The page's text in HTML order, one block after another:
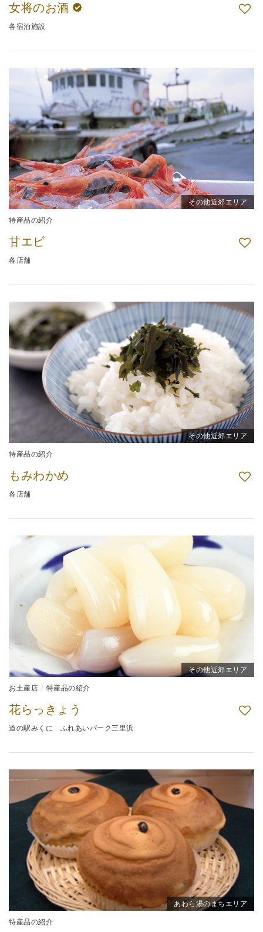
女将のお酒
各宿泊施設
その他近郊エリア
特産品の紹介
甘エビ
各店舗
その他近郊エリア
特産品の紹介
もみわかめ
各店舗
その他近郊エリア
お土産店 特産品の紹介
花らっきょう
道の駅みくに ふれあいパーク三里浜
あわら湯のまちエリア
特産品の紹介